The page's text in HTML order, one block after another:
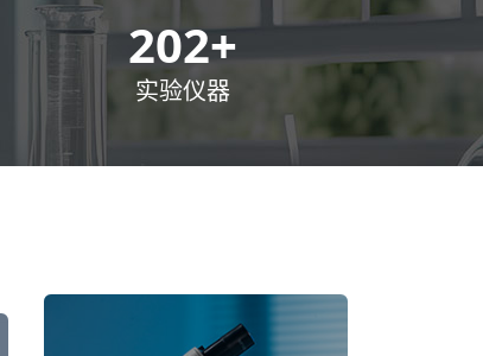
300+
实验仪器